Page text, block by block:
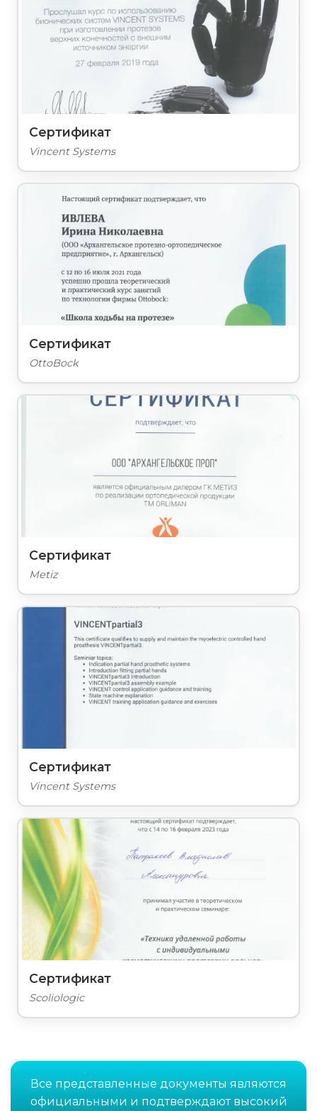
Сертификат
Vincent Systems
Сертификат
OttoBock
Сертификат
Metiz
Сертификат
Vincent Systems
Сертификат
Scoliologic
Все представленные документы являются
официальными и подтверждают высокий